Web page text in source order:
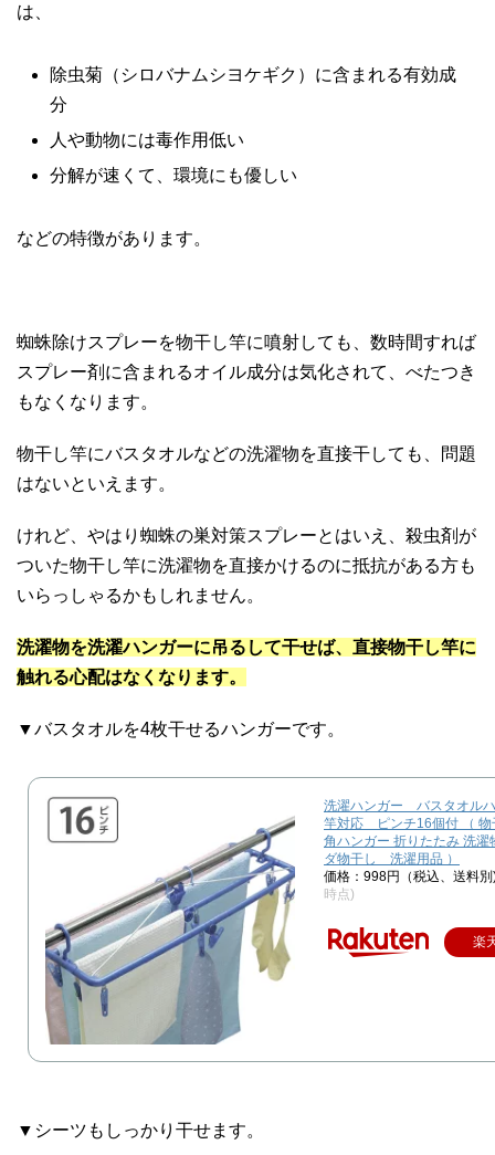
は、
除虫菊（シロバナムシヨケギク）に含まれる有効成
分
人や動物には毒作用低い
分解が速くて、環境にも優しい
などの特徴があります。
蜘蛛除けスプレーを物干し竿に噴射しても、数時間すれば
スプレー剤に含まれるオイル成分は気化されて、べたつき
もなくなります。
物干し竿にバスタオルなどの洗濯物を直接干しても、問題
はないといえます。
けれど、やはり蜘蛛の巣対策スプレーとはいえ、殺虫剤が
ついた物干し竿に洗濯物を直接かけるのに抵抗がある方も
いらっしゃるかもしれません。
洗濯物を洗濯ハンガーに吊るして干せば、直接物干し竿に
触れる心配はなくなります。
▼バスタオルを4枚干せるハンガーです。
洗濯ハンガー バスタオル
竿対応 ピンチ16個付 （ 物
角ハンガー 折りたたみ 洗濯
ダ物干し 洗濯用品 ）
価格：998円（税込、送料
時点)
楽
▼シーツもしっかり干せます。